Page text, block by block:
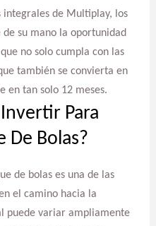
integrales de Multiplay, los
su mano la oportunidad
no solo cumpla con las
también se convierta en
en tan solo 12 meses.
Para
De Bolas?
de bolas es una de las
el camino hacia la
puede variar ampliamente